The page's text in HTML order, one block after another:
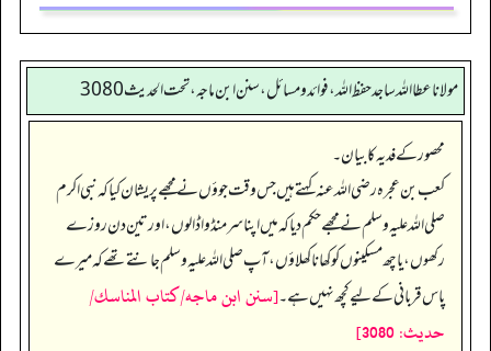
مولانا عطا الله ساجد حفظ الله، فوائد و مسائل، سنن ابن ماجه، تحت الحديث3080
محصور کے فدیہ کا بیان۔
کعب بن عجرہ رضی اللہ عنہ کہتے ہیں جس وقت جوؤں نے مجھے پریشان کیا کہ نبی اکرم
صلی اللہ علیہ وسلم نے مجھے حکم دیا کہ میں اپنا سر منڈوا ڈالوں، اور تین دن روزے
رکھوں، یا چھ مسکینوں کو کھانا کھلاؤں، آپ صلی اللہ علیہ وسلم جانتے تھے کہ میرے
پاس قربانی کے لیے کچھ نہیں ہے۔[سنن ابن ماجه/كتاب المناسك/
حدیث: 3080]